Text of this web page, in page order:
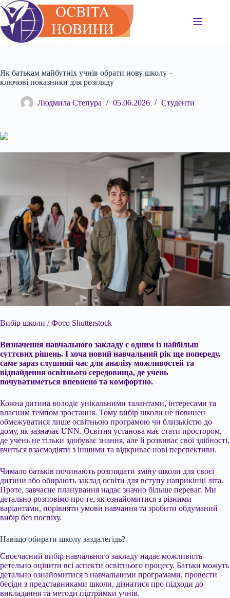
Перейти
до
вмісту
Як батькам майбутніх учнів обрати нову школу –
ключові показники для розгляду
Людмила Степура 05.06.2026 Студенти
Вибір школи / Фото Shutterstock
Визначення навчального закладу є одним із найбільш
суттєвих рішень. І хоча новий навчальний рік ще попереду,
саме зараз слушний час для аналізу можливостей та
віднайдення освітнього середовища, де учень
почуватиметься впевнено та комфортно.
Кожна дитина володіє унікальними талантами, інтересами та
власним темпом зростання. Тому вибір школи не повинен
обмежуватися лише освітньою програмою чи близькістю до
дому, як зазначає UNN. Освітня установа має стати простором,
де учень не тільки здобуває знання, але й розвиває свої здібності,
вчиться взаємодіяти з іншими та відкриває нові перспективи.
Чимало батьків починають розглядати зміну школи для своєї
дитини або обирають заклад освіти для вступу наприкінці літа.
Проте, завчасне планування надає значно більше переваг. Ми
детально розповімо про те, як ознайомитися з різними
варіантами, порівняти умови навчання та зробити обдуманий
вибір без поспіху.
Навіщо обирати школу заздалегідь?
Своєчасний вибір навчального закладу надає можливість
ретельно оцінити всі аспекти освітнього процесу. Батьки можуть
детально ознайомитися з навчальними програмами, провести
бесіди з представниками школи, дізнатися про підходи до
викладання та методи підтримки учнів.